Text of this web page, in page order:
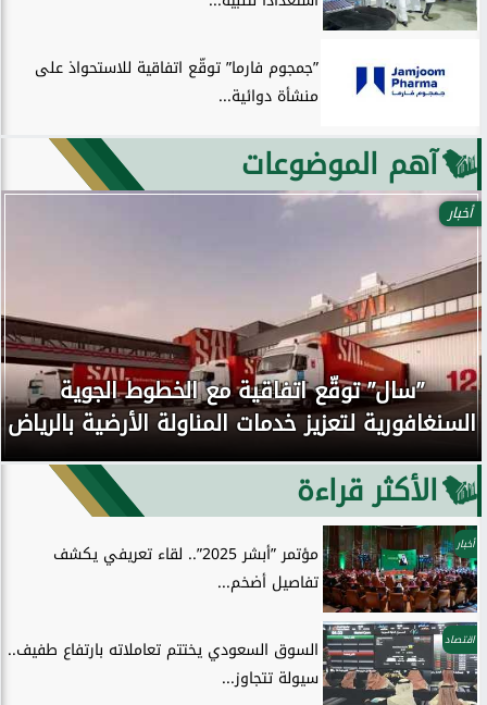
”جمجوم فارما” توقّع اتفاقية للاستحواذ على
منشأة دوائية...
آهم الموضوعات
أخبار
”سال” توقّع اتفاقية مع الخطوط الجوية
السنغافورية لتعزيز خدمات المناولة الأرضية بالرياض
الأكثر قراءة
أخبار
مؤتمر ”أبشر 2025”.. لقاء تعريفي يكشف
تفاصيل أضخم...
اقتصاد
السوق السعودي يختتم تعاملاته بارتفاع طفيف..
سيولة تتجاوز...